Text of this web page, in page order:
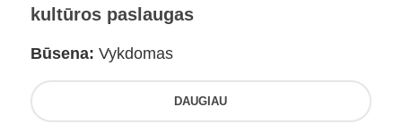
kultūros paslaugas
Būsena: Vykdomas
DAUGIAU